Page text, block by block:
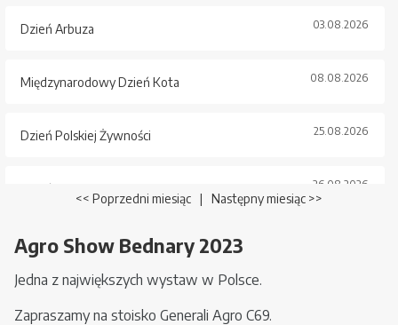
Dzień Arbuza 03.08.2026
Międzynarodowy Dzień Kota 08.08.2026
Dzień Polskiej Żywności 25.08.2026
Dzień Psa 26.08.2026
<< Poprzedni miesiąc | Następny miesiąc >>
Agro Show Bednary 2023
Jedna z największych wystaw w Polsce.
Zapraszamy na stoisko Generali Agro C69.